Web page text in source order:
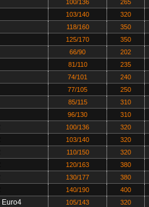
100/136 265
103/140 320
118/160 350
125/170 350
66/90 202
81/110 235
74/101 240
77/105 250
85/115 310
96/130 310
100/136 320
103/140 320
110/150 320
120/163 380
130/177 380
140/190 400
Euro4 105/143 320